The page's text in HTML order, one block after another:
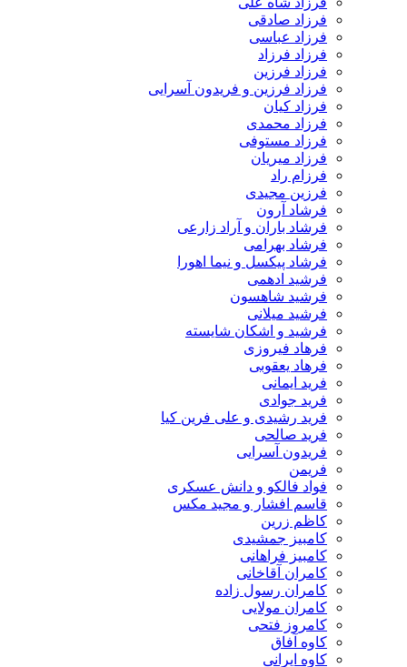
فرزاد صادقی
فرزاد عباسی
فرزاد فرزاد
فرزاد فرزین
فرزاد فرزین و فریدون آسرایی
فرزاد کیان
فرزاد محمدی
فرزاد مستوفی
فرزاد میریان
فرزام راد
فرزین مجیدی
فرشاد آرون
فرشاد باران و آراد زارعی
فرشاد بهرامی
فرشاد پیکسل و نیما اهورا
فرشید ادهمی
فرشید شاهسون
فرشید میلانی
فرشید و اشکان شایسته
فرهاد فیروزی
فرهاد یعقوبی
فرید ایمانی
فرید جوادی
فرید رشیدی و علی فرین کیا
فرید صالحی
فریدون آسرایی
فواد فالکو و دانش عسکری
قاسم افشار و مجید مکس
کاظم زرین
کامبیز جمشیدی
کامبیز فراهانی
کامران آقاخانی
کامران رسول زاده
کامران مولایی
کامروز فتحی
کاوه آفاق
کاوه ایرانی